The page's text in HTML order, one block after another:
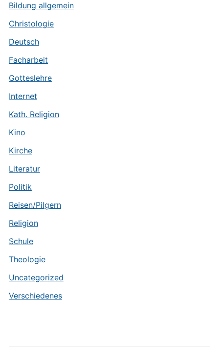
Bildung allgemein
Christologie
Deutsch
Facharbeit
Gotteslehre
Internet
Kath. Religion
Kino
Kirche
Literatur
Politik
Reisen/Pilgern
Religion
Schule
Theologie
Uncategorized
Verschiedenes